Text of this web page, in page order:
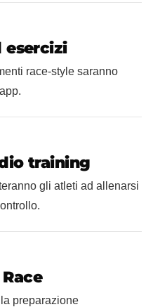
esercizi
race‑style saranno
training
gli atleti ad allenarsi
preparazione